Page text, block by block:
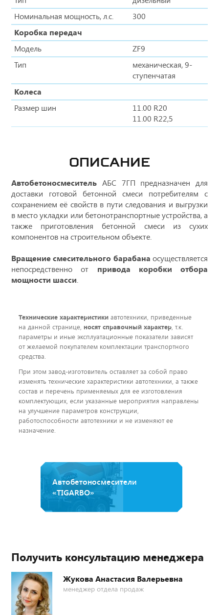
Номинальная мощность, л.с.
300
Коробка передач
Модель
ZF9
Тип
механическая, 9-
ступенчатая
Колеса
Размер шин
11.00 R20
11.00 R22,5
ОПИСАНИЕ
Автобетоносмеситель АБС 7ГП предназначен для
доставки готовой бетонной смеси потребителям с
сохранением её свойств в пути следования и выгрузки
в место укладки или бетонотранспортные устройства, а
также приготовления бетонной смеси из сухих
компонентов на строительном объекте.
Вращение смесительного барабана осуществляется
непосредственно от привода коробки отбора
мощности шасси
Технические характеристики автотехники, приведенные
на данной странице, носят справочный характер, т.к.
параметры и иные эксплуатационные показатели зависят
от желаемой покупателем комплектации транспортного
средства.
При этом завод-изготовитель оставляет за собой право
изменять технические характеристики автотехники, а также
состав и перечень применяемых для ее изготовления
комплектующих, если указанные мероприятия направлены
на улучшение параметров конструкции,
работоспособности автотехники и не изменяют ее
назначение.
Автобетоносмесители
«TIGARBO»
Получить консультацию менеджера
Жукова Анастасия Валерьевна
менеджер отдела продаж